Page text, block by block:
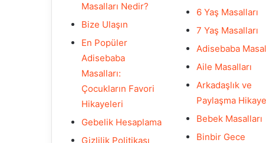
Masalları Nedir?
Bize Ulaşın
En Popüler
Adisebaba
Masalları:
Çocukların Favori
Hikayeleri
Gebelik Hesaplama
Gizlilik Politikası
6 Yaş Masalları
7 Yaş Masalları
Adisebaba
Aile Masalları
Arkadaşlık ve
Paylaşma
Bebek Masalları
Binbir Gece